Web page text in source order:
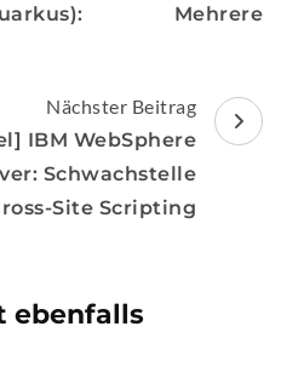
Mehrere
Nächster Beitrag
IBM WebSphere
Schwachstelle
Site Scripting
ebenfalls